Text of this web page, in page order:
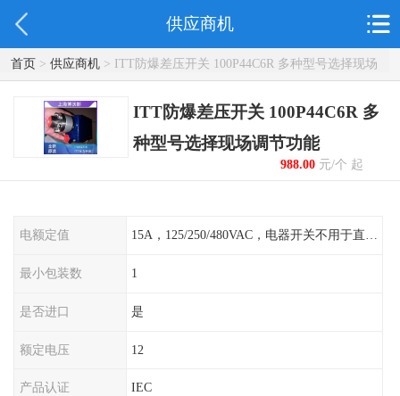
供应商机
首页> 供应商机> ITT防爆差压开关 100P44C6R 多种型号选择现场
调节功能
ITT防爆差压开关 100P44C6R 多
种型号选择现场调节功能
988.00元/个 起
电额定值
最小包装数 1
是否进口 是
额定电压 12
产品认证 IEC